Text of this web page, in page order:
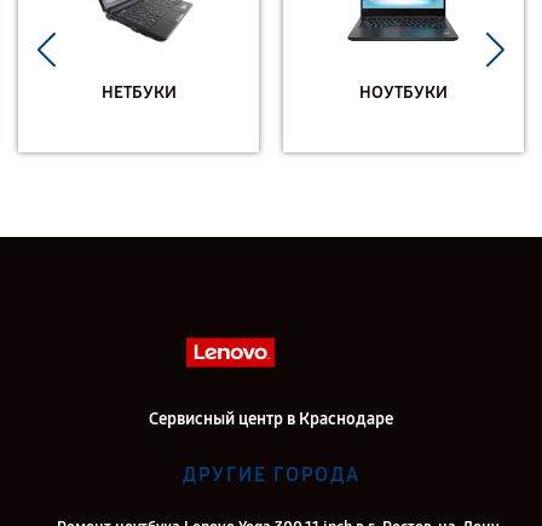
НЕТБУКИ НОУТБУКИ
Сервисный центр в Краснодаре
ДРУГИЕ ГОРОДА